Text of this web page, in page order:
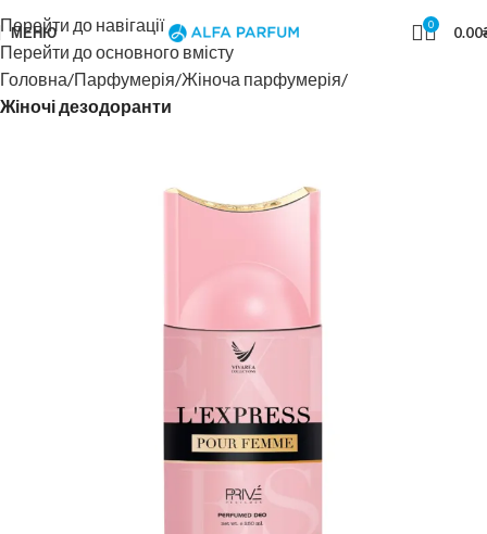
Перейти до навігації
Перейти до основного вмісту
МЕНЮ 0 0.00
Головна Парфумерія Жіноча парфумерія
Жіночі дезодоранти